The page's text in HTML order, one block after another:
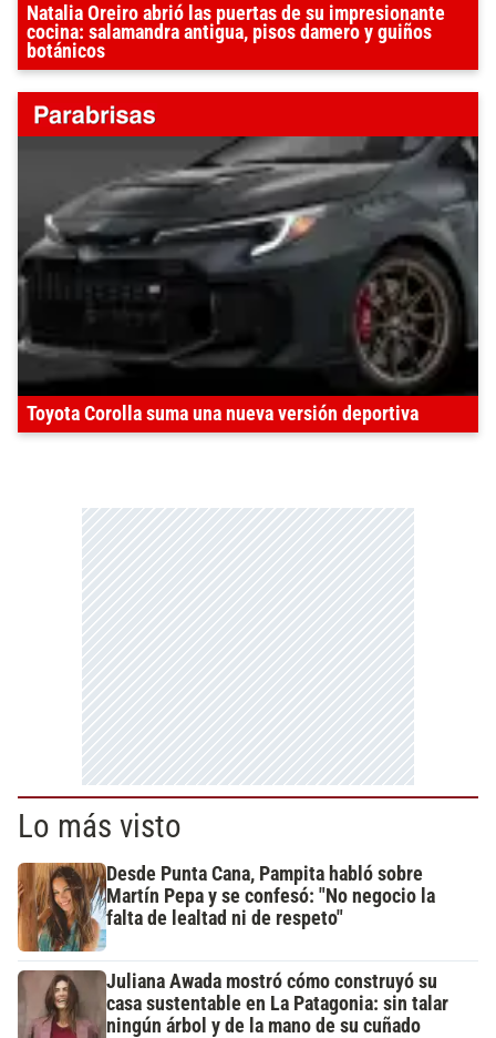
Natalia Oreiro abrió las puertas de su impresionante
cocina: salamandra antigua, pisos damero y guiños
botánicos
Toyota Corolla suma una nueva versión deportiva
Lo más visto
Desde Punta Cana, Pampita habló sobre
Martín Pepa y se confesó: "No negocio la
falta de lealtad ni de respeto"
Juliana Awada mostró cómo construyó su
casa sustentable en La Patagonia: sin talar
ningún árbol y de la mano de su cuñado